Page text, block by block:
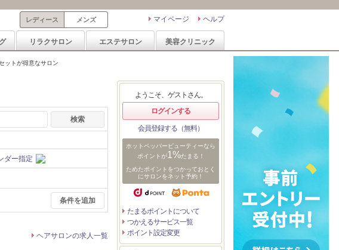
ヘルプ
マイページ
レディース メンズ
リラクサロン エステサロン 美容クリニック
ットが得意なサロン
ダー指定
条件を追加
ヘアサロンの求人一覧
ようこそ、ゲストさん。
ログインする
会員登録する（無料）
ホットペッパービューティーなら
ポイントが1%たまる！
ためたポイントをつかっておとく
にサロンをネット予約！
たまるポイントについて
つかえるサービス一覧
ポイント設定変更